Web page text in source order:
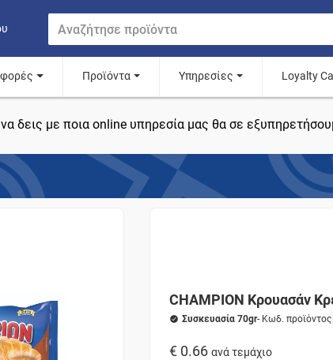
Προϊόντα Υπηρεσίες Loyalty
δεις με ποια online υπηρεσία μας θα σε
CHAMPION Κρουασάν
Συσκευασία 70gr- Κωδ.
€ 0.66 ανά τεμάχιο